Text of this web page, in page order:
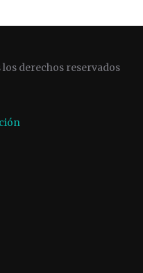
derechos reservados